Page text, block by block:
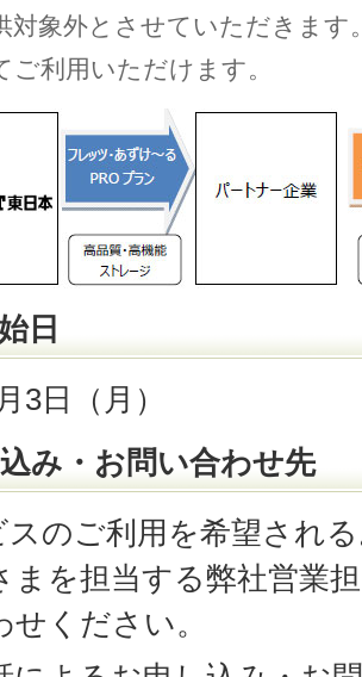
対象外とさせていただきま
ご利用いただけます。
日
3日（月）
み・お問い合わせ先
スのご利用を希望され
まを担当する弊社営業
せください。